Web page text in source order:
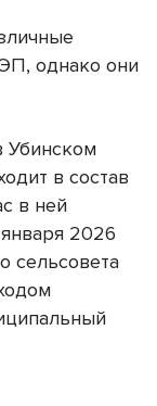
однако они
Убинском
в состав
в ней
2026
сельсовета